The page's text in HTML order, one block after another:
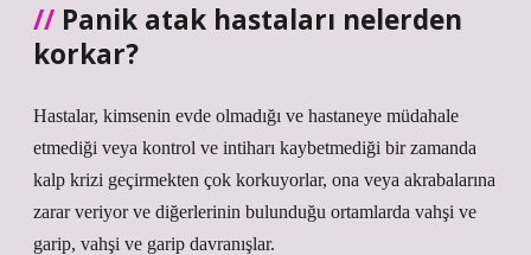
Panik atak hastaları nelerden
korkar?
Hastalar, kimsenin evde olmadığı ve hastaneye müdahale
etmediği veya kontrol ve intiharı kaybetmediği bir zamanda
kalp krizi geçirmekten çok korkuyorlar, ona veya akrabalarına
zarar veriyor ve diğerlerinin bulunduğu ortamlarda vahşi ve
garip, vahşi ve garip davranışlar.